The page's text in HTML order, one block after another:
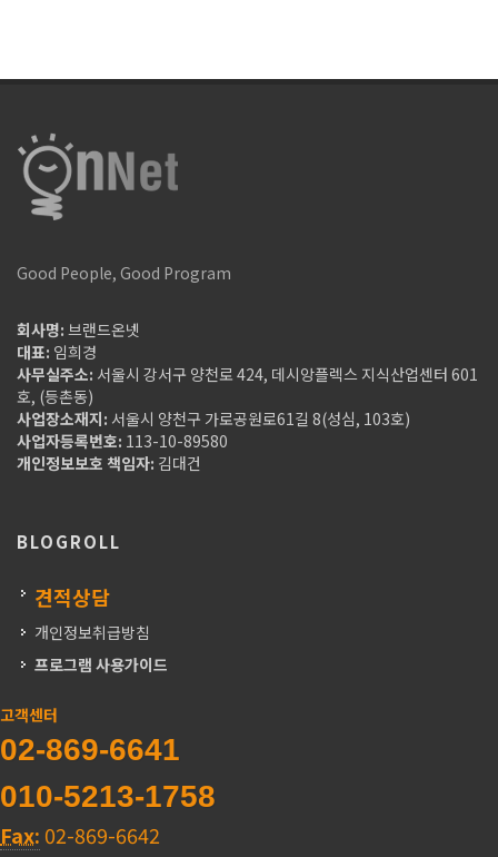
Good People, Good Program
회사명: 브랜드온넷
대표: 임희경
사무실주소: 서울시 강서구 양천로 424, 데시앙플렉스 지식산업센터 601
호, (등촌동)
사업장소재지: 서울시 양천구 가로공원로61길 8(성심, 103호)
사업자등록번호: 113-10-89580
개인정보보호 책임자: 김대건
BLOGROLL
견적상담
개인정보취급방침
프로그램 사용가이드
고객센터
02-869-6641
010-5213-1758
Fax: 02-869-6642